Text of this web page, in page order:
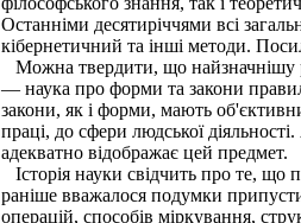
Останніми десятиріччями всі
кібернетичний та інші методи.
Можна твердити, що найзначнішу
— наука про форми та закони
закони, як і форми, мають
праці, до сфери людської
адекватно відображає цей предмет.
Історія науки свідчить про те,
раніше вважалося подумки
операцій, способів міркування,